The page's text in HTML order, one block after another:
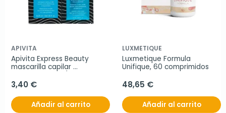
APIVITA
Apivita Express Beauty
mascarilla capilar
Hialurónico, 20 ml
3,40 €
Añadir al carrito
LUXMETIQUE
Luxmetique Formula
Unifique, 60 comprimidos
48,65 €
Añadir al carrito